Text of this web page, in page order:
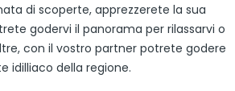
di scoperte, apprezzerete la sua
godervi il panorama per rilassarvi o
con il vostro partner potrete godere
idilliaco della regione.